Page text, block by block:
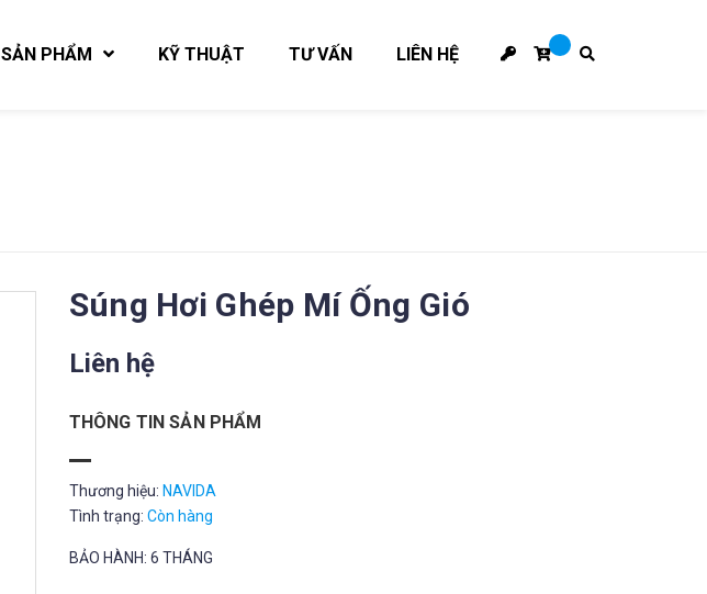
SẢN PHẨM KỸ THUẬT TƯ VẤN LIÊN HỆ
Súng Hơi Ghép Mí Ống Gió
Liên hệ
THÔNG TIN SẢN PHẨM
Thương hiệu: NAVIDA
Tình trạng: Còn hàng
BẢO HÀNH: 6 THÁNG